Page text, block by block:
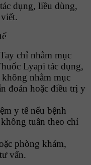
dụng, liều dùng,
chỉ nhằm mục
Lyapi tác dụng,
nhằm mục
đoán hoặc điều trị y
y tế nếu bệnh
tuân theo chỉ
phòng khám,
vấn.